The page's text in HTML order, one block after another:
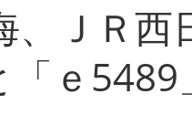
、ＪＲ
「ｅ